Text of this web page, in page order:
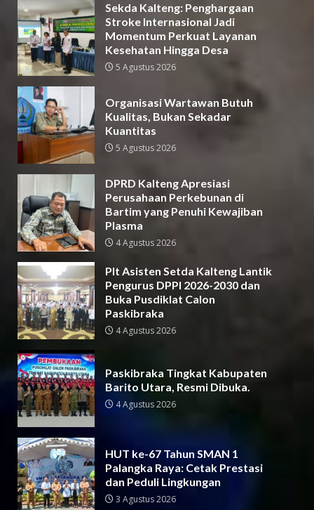
Sekda Kalteng: Penghargaan
Stroke Internasional Jadi
Momentum Perkuat Layanan
Kesehatan Hingga Desa
5 Agustus 2026
Organisasi Wartawan Butuh
Kualitas, Bukan Sekadar
Kuantitas
5 Agustus 2026
DPRD Kalteng Apresiasi
Perusahaan Perkebunan di
Bartim yang Penuhi Kewajiban
Plasma
4 Agustus 2026
Plt Asisten Setda Kalteng Lantik
Pengurus DPPI 2026-2030 dan
Buka Pusdiklat Calon
Paskibraka
4 Agustus 2026
Paskibraka Tingkat Kabupaten
Barito Utara, Resmi Dibuka.
4 Agustus 2026
HUT ke-67 Tahun SMAN 1
Palangka Raya: Cetak Prestasi
dan Peduli Lingkungan
3 Agustus 2026